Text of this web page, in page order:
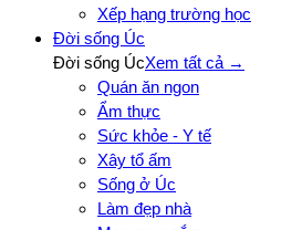
Xếp hạng trường học
Đời sống Úc
Đời sống ÚcXem tất cả →
Quán ăn ngon
Ẩm thực
Sức khỏe - Y tế
Xây tổ ấm
Sống ở Úc
Làm đẹp nhà